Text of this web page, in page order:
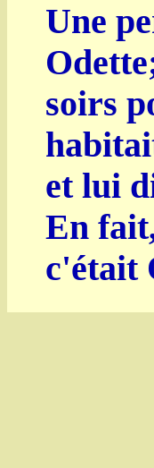
Une
soirs
et lui
En
c'était